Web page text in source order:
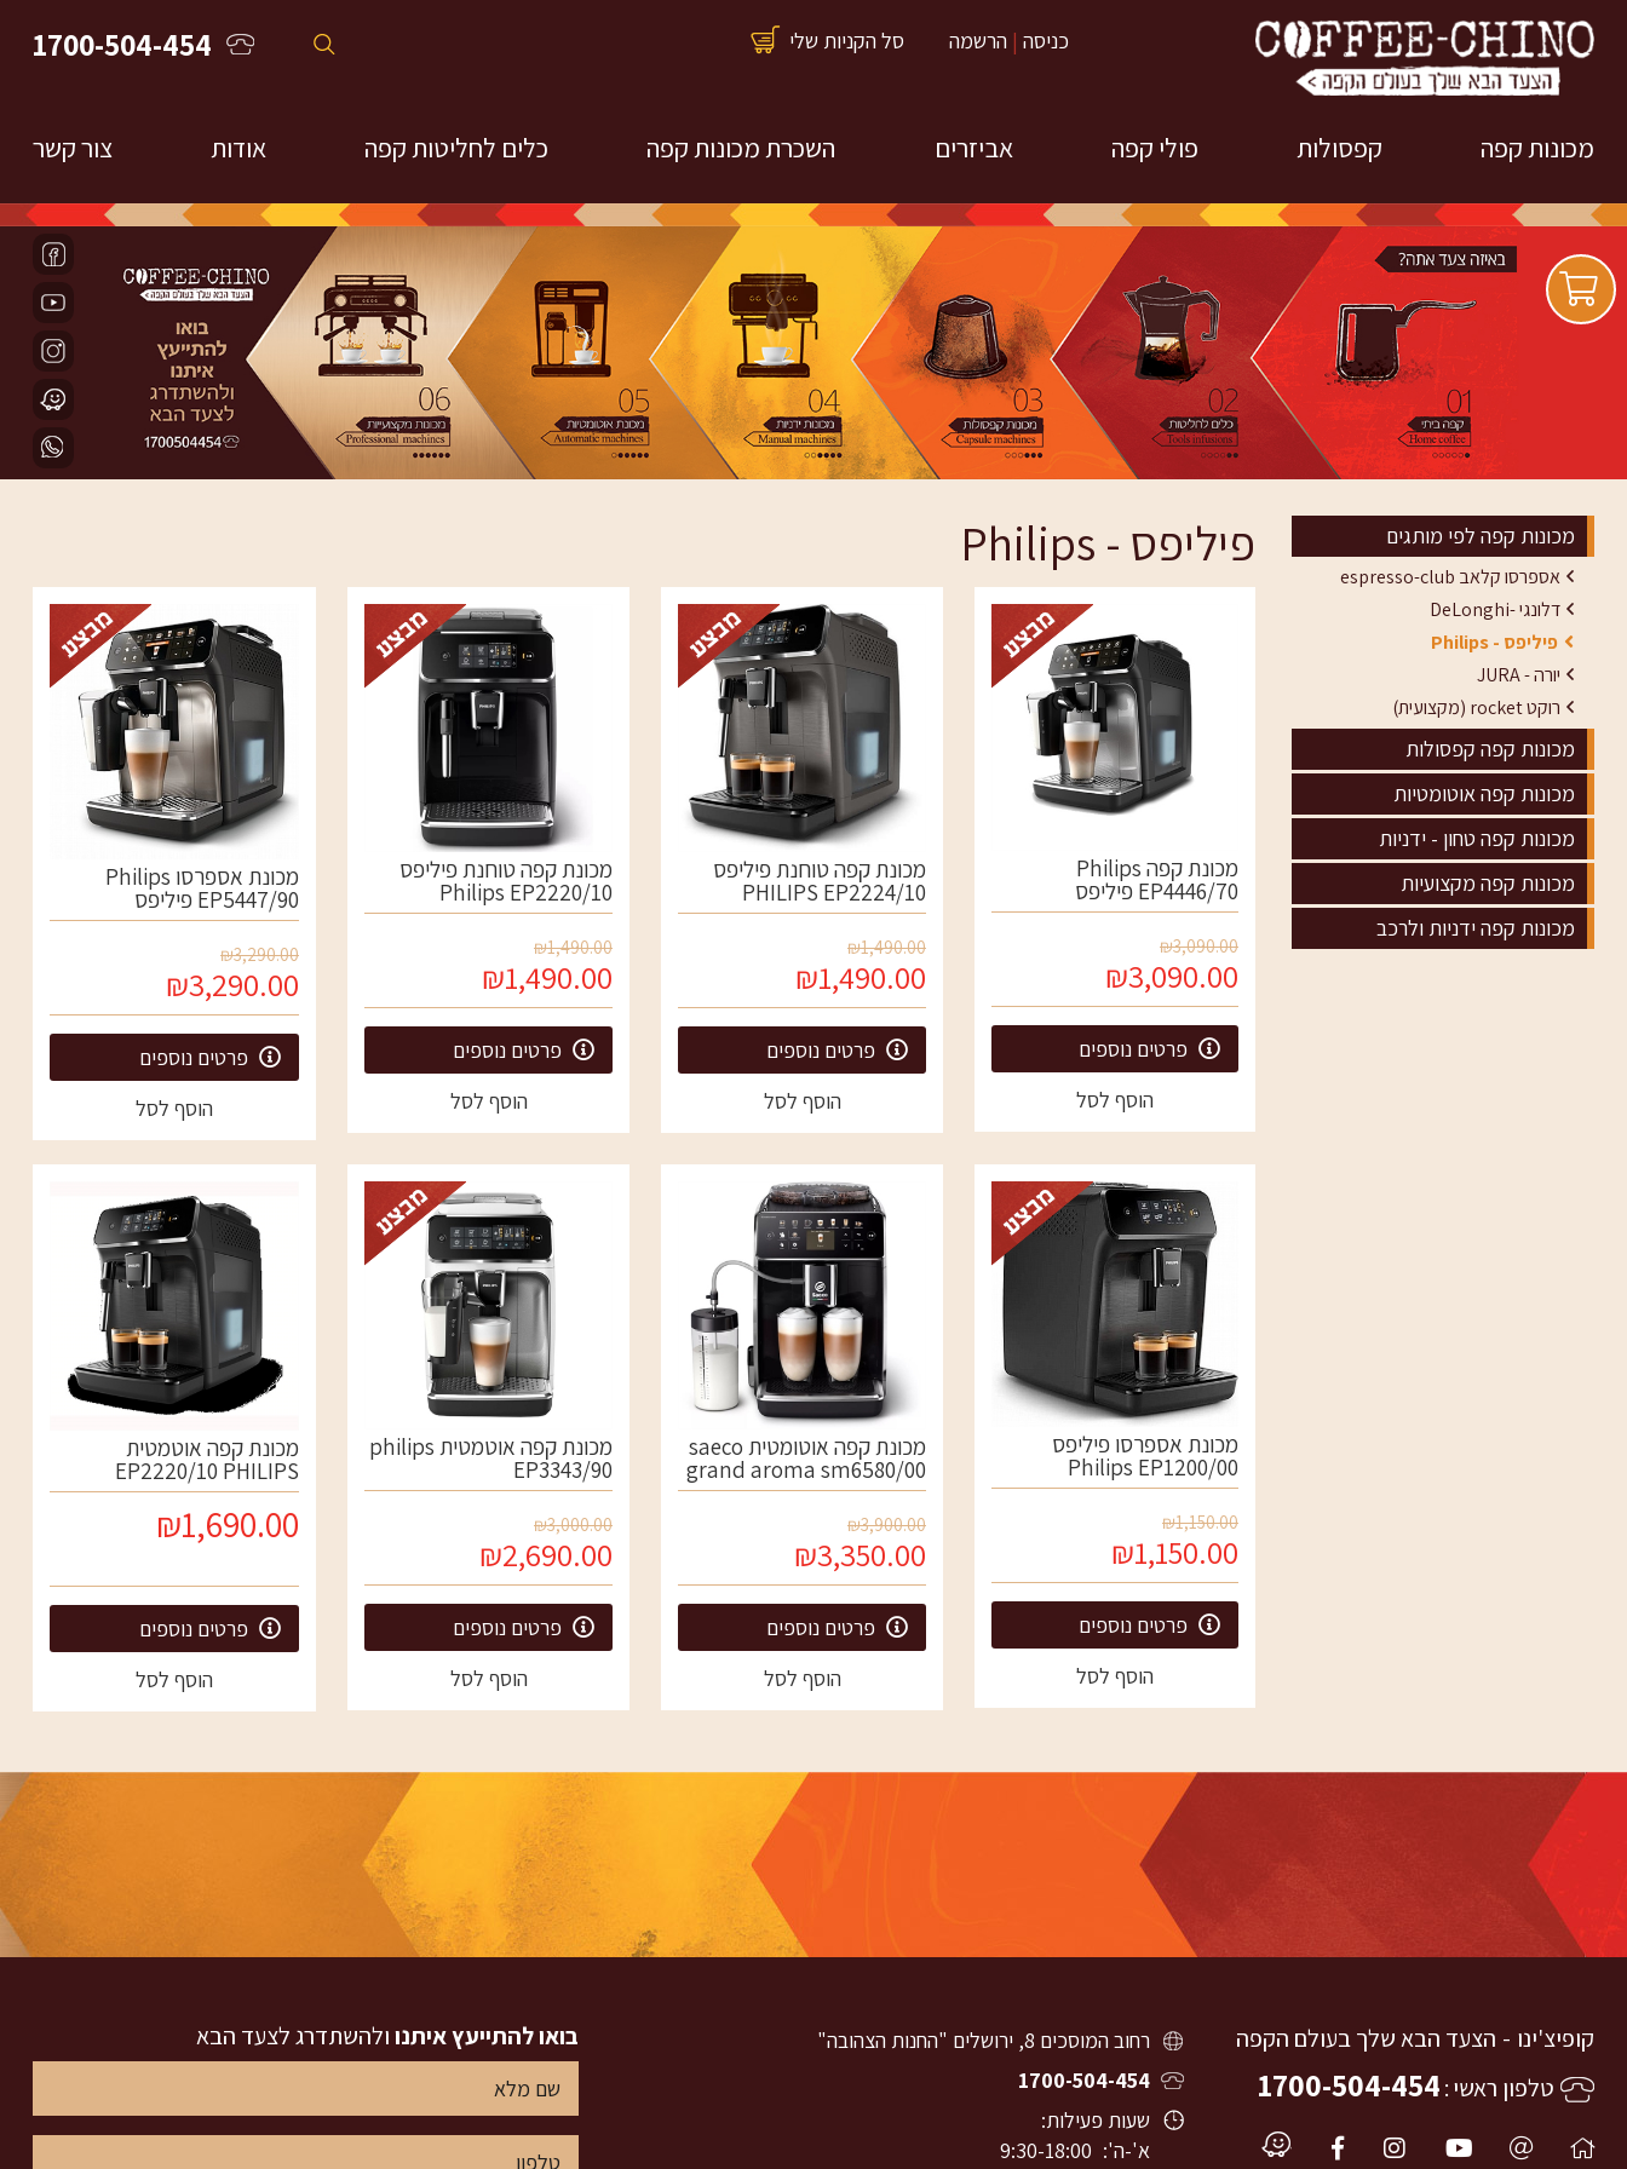
כניסה | הרשמה סל הקניות שלי 1700-504-454
מכונות קפה
מכונות קפה לפי מותגים
מכונות קפה קפסולות
מכונות קפה אוטומטיות
מכונות קפה טחון - ידניות
מכונות קפה מקצועיות
מכונות קפה ידניות ולרכב
קפסולות
למכונות אספרסו קלאב
caffitaly
למכונות נספרסו
Nespresso
למכונות דולצ'ה גוסטו
NESCAFE
למכונות S caffee קרנות
השוטרים
פולי קפה
פולי קפה קופיצ'ינו קלייה
פולי קפה מותגים כללי
אביזרים
מקציפי חלב חשמליים
וידניים
חומרי ניקוי ואחזקה
מטחנות קפה
קופסאות איחסון
כדי הקצפה
כוסות
מברשות ניקוי
חלקי מקינטה
תמציות טעם לקפה
דוחסנים
השכרת מכונות קפה
השכרת מכונות קפה
לאירועים
כלים לחליטות קפה
חליטות פילטר
מקינטות
פרנ'ץ פרס
אודות
חומר מקצועי והדרכות
צור קשר
מכונות קפה לפי מותגים
אספרסו קלאב espresso-club
דלונגי -DeLonghi
פיליפס - Philips
יורה - JURA
רוקט rocket (מקצועית)
מכונות קפה קפסולות
מכונות קפה אוטומטיות
מכונות קפה טחון - ידניות
מכונות קפה מקצועיות
מכונות קפה ידניות ולרכב
פיליפס - Philips
מכונת קפה Philips
EP4446/70 פיליפס
₪3,090.00
₪3,090.00
פרטים נוספים
הוסף לסל
מכונת קפה טוחנת פיליפס
PHILIPS EP2224/10
₪1,490.00
₪1,490.00
פרטים נוספים
הוסף לסל
מכונת קפה טוחנת פיליפס
Philips EP2220/10
₪1,490.00
₪1,490.00
פרטים נוספים
הוסף לסל
מכונת אספרסו Philips
EP5447/90 פיליפס
₪3,290.00
₪3,290.00
פרטים נוספים
הוסף לסל
מכונת אספרסו פיליפס
Philips EP1200/00
₪1,150.00
₪1,150.00
פרטים נוספים
הוסף לסל
מכונת קפה אוטומטית saeco
grand aroma sm6580/00
₪3,900.00
₪3,350.00
פרטים נוספים
הוסף לסל
מכונת קפה אוטמטית philips
EP3343/90
₪3,000.00
₪2,690.00
פרטים נוספים
הוסף לסל
מכונת קפה אוטמטית
EP2220/10 PHILIPS
₪1,690.00
פרטים נוספים
הוסף לסל
קופיצ'ינו
הצעד הבא שלך בעולם הקפה
טלפון ראשי 1700-504-454
רחוב המוסכים 8, ירושלים "החנות הצהובה"
1700-504-454
שעות פעילות:
א'-ה': 9:30-18:00
בואו להתייעץ איתנוולהשתדרג לצעד הבא